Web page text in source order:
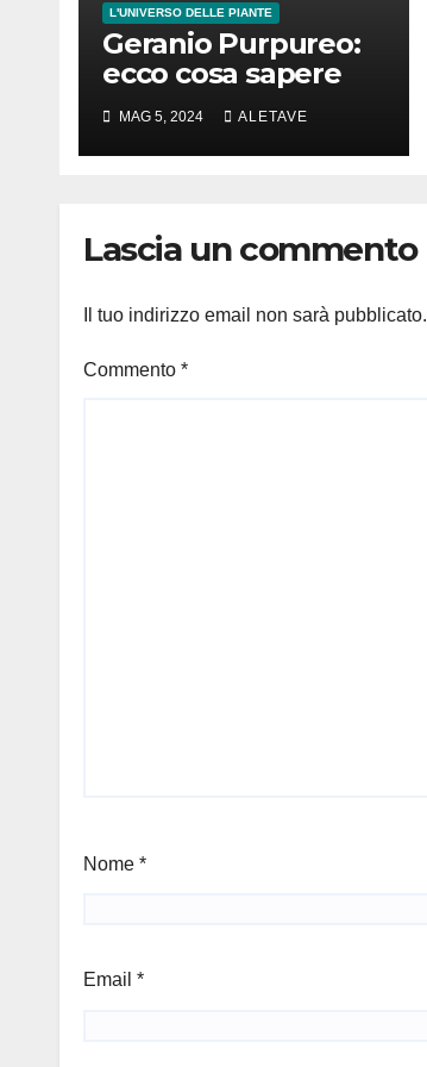
L'UNIVERSO DELLE PIANTE
Geranio Purpureo:
ecco cosa sapere
MAG 5, 2024 ALETAVE
Lascia un commento
Il tuo indirizzo email non sarà pubblicato.
Commento *
Nome *
Email *